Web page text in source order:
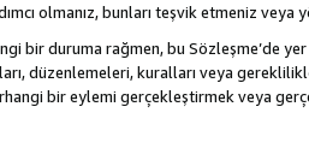
olmanız, bunları teşvik etmeniz
bir duruma rağmen, bu Sözleşme’de
düzenlemeleri, kuralları veya
bir eylemi gerçekleştirmek veya